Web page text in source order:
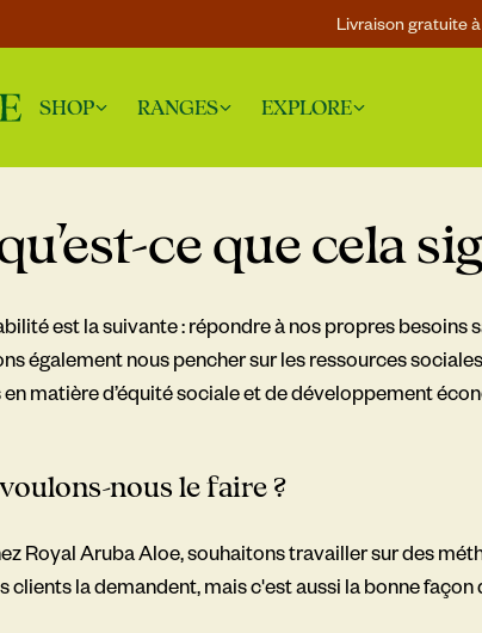
Livraison gratuite
SHOP RANGES EXPLORE
ce que cela
est la suivante : répondre à nos propres
également nous pencher sur les ressources
matière d’équité sociale et de développement
nous le faire ?
Royal Aruba Aloe, souhaitons travailler sur des
clients la demandent, mais c'est aussi la bonne